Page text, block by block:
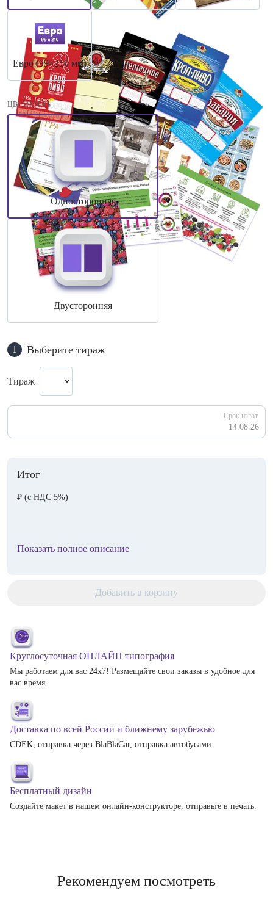
Евро (99×210 мм)
ЦВЕТНОСТЬ
Односторонняя
Двусторонняя
1 Выберите тираж
Тираж
Срок изгот.
14.08.26
Итог
₽ (с НДС 5%)
Показать полное описание
Добавить в корзину
Круглосуточная ОНЛАЙН типография
Мы работаем для вас 24х7! Размещайте свои заказы в удобное для
вас время.
Доставка по всей России и ближнему зарубежью
CDEK, отправка через BlaBlaCar, отправка автобусами.
Бесплатный дизайн
Создайте макет в нашем онлайн-конструкторе, отправьте в печать.
Рекомендуем посмотреть